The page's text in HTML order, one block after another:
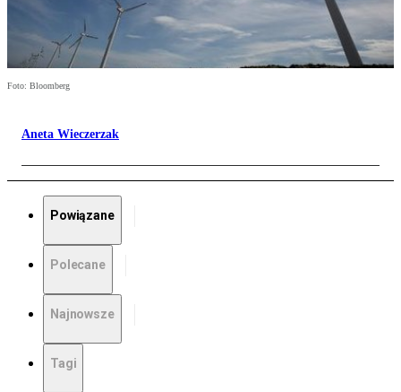
Foto: Bloomberg
Aneta Wieczerzak
Powiązane
Polecane
Najnowsze
Tagi